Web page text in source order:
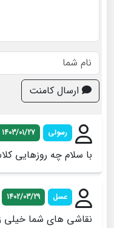
ارسال کامنت
رسولي 1403/01/27
با سلام چه روزهايي
عسل 1402/03/29
نقاشی های شما‌ خیلی